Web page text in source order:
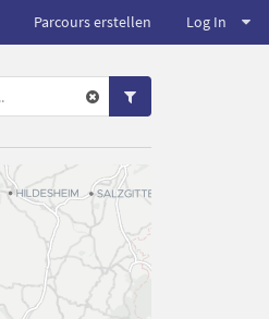
Parcours erstellen Log In